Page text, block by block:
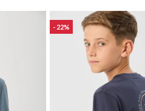
22